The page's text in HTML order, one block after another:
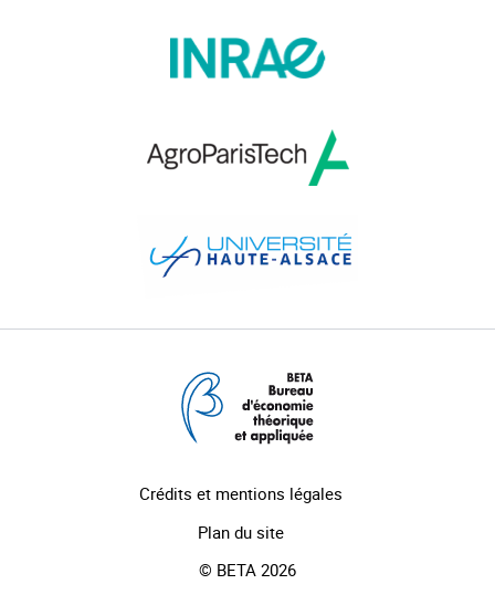
Crédits et mentions légales
Plan du site
© BETA 2026